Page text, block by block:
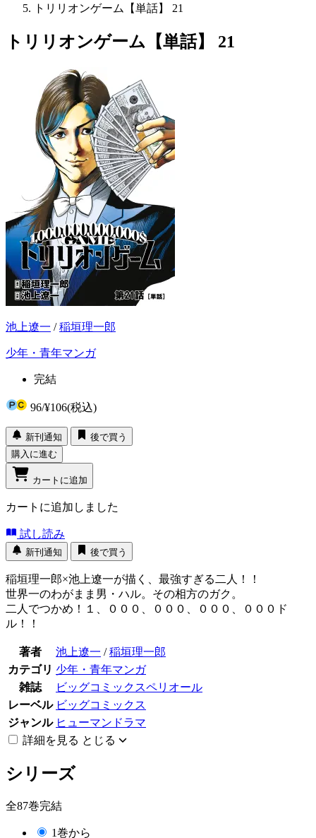
トリリオンゲーム【単話】 21
トリリオンゲーム【単話】 21
池上遼一 /稲垣理一郎
少年・青年マンガ
完結
96/¥106(税込)
新刊通知
後で買う
購入に進む
カートに追加
カートに追加しました
試し読み
新刊通知 後で買う
稲垣理一郎×池上遼一が描く、最強すぎる二人！！
世界一のわがまま男・ハル。その相方のガク。
二人でつかめ！１、０００、０００、０００、０００ド
ル！！
著者 池上遼一 /稲垣理一郎
カテゴリ 少年・青年マンガ
雑誌
ビッグコミックスペリオール
レーベル ビッグコミックス
ジャンル ヒューマンドラマ
詳細を見る とじる
シリーズ
全87巻完結
1巻から